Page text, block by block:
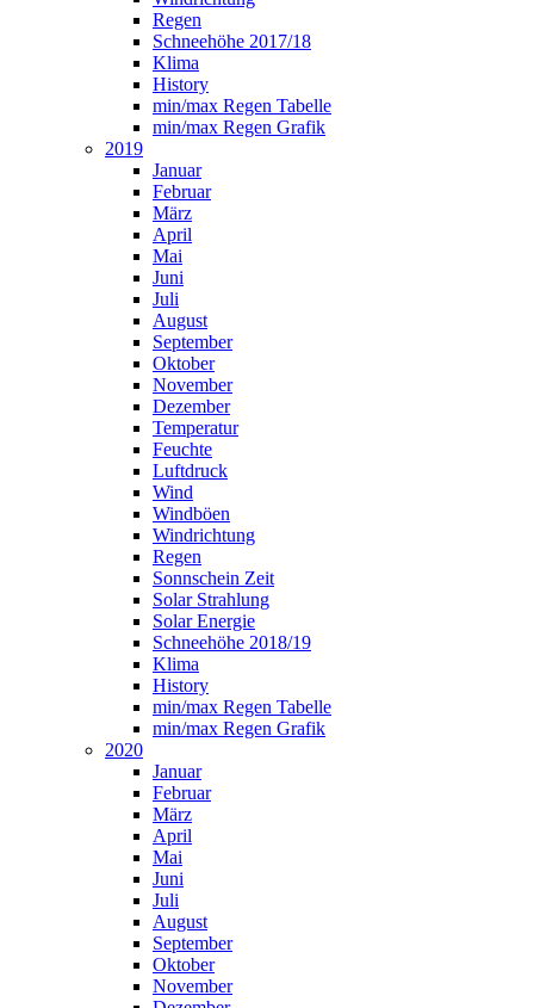
Regen
Schneehöhe 2017/18
Klima
History
min/max Regen Tabelle
min/max Regen Grafik
2019
Januar
Februar
März
April
Mai
Juni
Juli
August
September
Oktober
November
Dezember
Temperatur
Feuchte
Luftdruck
Wind
Windböen
Windrichtung
Regen
Sonnschein Zeit
Solar Strahlung
Solar Energie
Schneehöhe 2018/19
Klima
History
min/max Regen Tabelle
min/max Regen Grafik
2020
Januar
Februar
März
April
Mai
Juni
Juli
August
September
Oktober
November